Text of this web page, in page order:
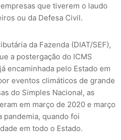
que tiverem o laudo
ou da Defesa Civil.
da Fazenda (DIAT/SEF),
a postergação do ICMS
encaminhada pelo Estado em
eventos climáticos de grande
do Simples Nacional, as
em março de 2020 e março
pandemia, quando foi
em todo o Estado.